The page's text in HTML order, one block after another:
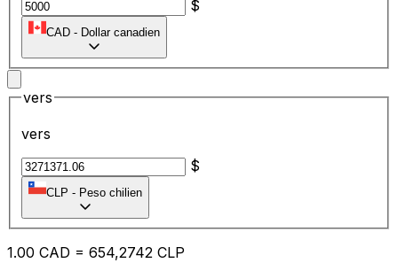
$
CAD - Dollar canadien
vers
vers
$
CLP - Peso chilien
1.00 CAD = 654,2742 CLP